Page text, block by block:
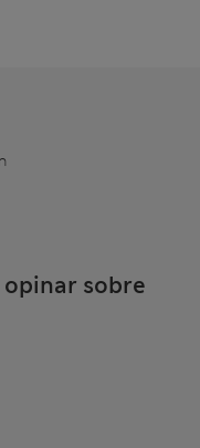
sobre